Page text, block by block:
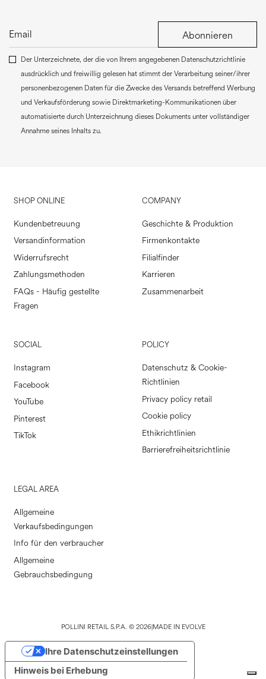
Abonnieren
Der Unterzeichnete, der die von Ihrem angegebenen Datenschutzrichtlinie
ausdrücklich und freiwillig gelesen hat stimmt der Verarbeitung seiner/ihrer
personenbezogenen Daten für die Zwecke des Versands betreffend Werbung
und Verkaufsförderung sowie Direktmarketing-Kommunikationen über
automatisierte durch Unterzeichnung dieses Dokuments unter vollständiger
Annahme seines Inhalts zu.
SHOP ONLINE
Kundenbetreuung
Versandinformation
Widerrufsrecht
Zahlungsmethoden
FAQs - Häufig gestellte
Fragen
COMPANY
Geschichte & Produktion
Firmenkontakte
Filialfinder
Karrieren
Zusammenarbeit
SOCIAL
Instagram
Facebook
YouTube
Pinterest
TikTok
POLICY
Datenschutz & Cookie-
Richtlinien
Privacy policy retail
Cookie policy
Ethikrichtlinien
Barrierefreiheitsrichtlinie
LEGAL AREA
Allgemeine
Verkaufsbedingungen
Info für den verbraucher
Allgemeine
Gebrauchsbedingung
POLLINI RETAIL S.P.A. © 2026|MADE IN EVOLVE
Hinweis bei Erhebung
Ihre Datenschutzeinstellungen